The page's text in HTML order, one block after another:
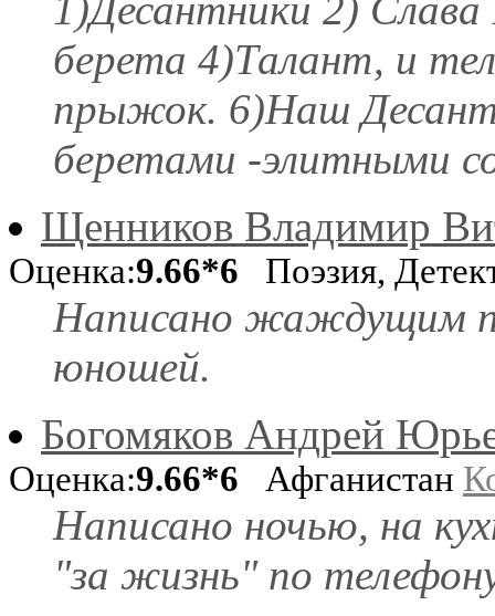
берета 4)Талант, и
прыжок. 6)Наш
беретами -элитными
Щенников Владимир
Оценка:9.66*6 Поэзия,
Написано жаждущим
юношей.
Богомяков Андрей
Оценка:9.66*6 Афганистан
Написано ночью, на
"за жизнь" по